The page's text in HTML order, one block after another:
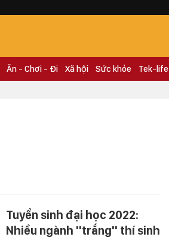
Ăn - Chơi - Đi Xã hội Sức khỏe Tek-life
Tuyển sinh đại học 2022:
Nhiều ngành ''trắng'' thí sinh